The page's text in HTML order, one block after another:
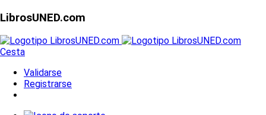
LibrosUNED.com
Cesta
Validarse
Registrarse